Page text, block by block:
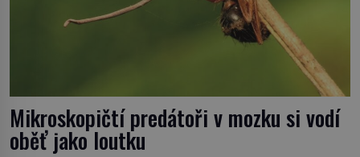
Mikroskopičtí predátoři v mozku si vodí
oběť jako loutku